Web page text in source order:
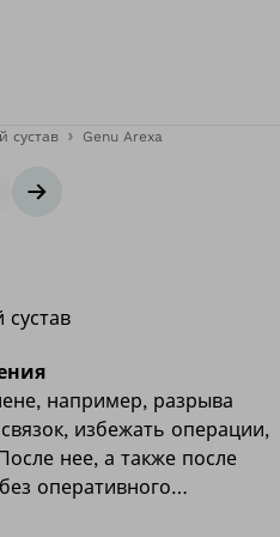
сустав Genu Arexa
Следующий слайд
например, разрыва
избежать операции,
нее, а также после
оперативного